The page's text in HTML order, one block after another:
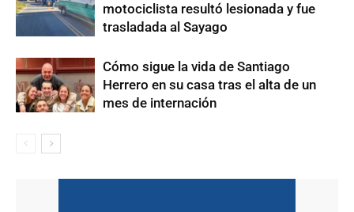
motociclista resultó lesionada y fue
trasladada al Sayago
Cómo sigue la vida de Santiago
Herrero en su casa tras el alta de un
mes de internación